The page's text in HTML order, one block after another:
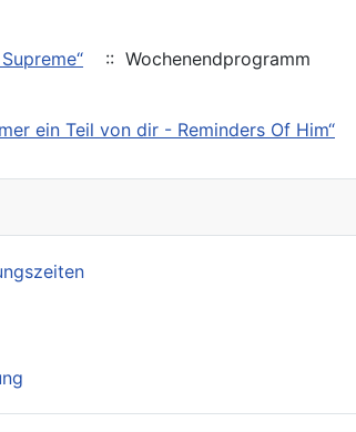
:: Wochenendprogramm
ein Teil von dir - Reminders Of Him“